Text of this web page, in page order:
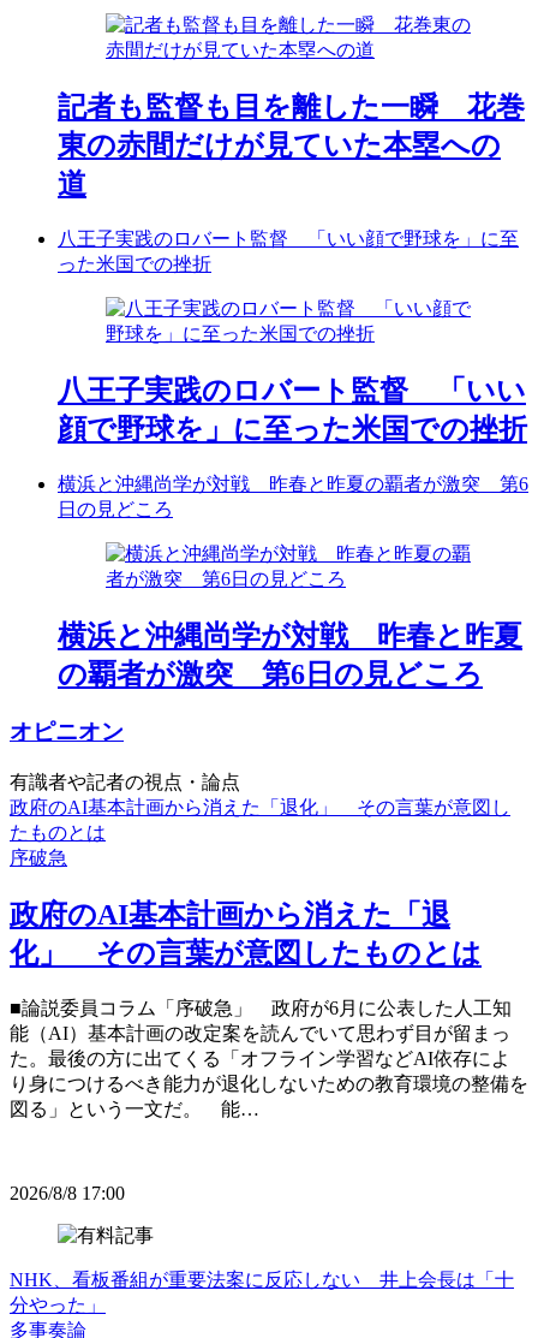
記者も監督も目を離した一瞬 花巻
東の赤間だけが見ていた本塁への
道
八王子実践のロバート監督 「いい顔で野球を」に至
った米国での挫折
八王子実践のロバート監督 「いい
顔で野球を」に至った米国での挫折
横浜と沖縄尚学が対戦 昨春と昨夏の覇者が激突 第6
日の見どころ
横浜と沖縄尚学が対戦 昨春と昨夏
の覇者が激突 第6日の見どころ
オピニオン
有識者や記者の視点・論点
政府のAI基本計画から消えた「退化」 その言葉が意図し
たものとは
序破急
政府のAI基本計画から消えた「退
化」 その言葉が意図したものとは
■論説委員コラム「序破急」 政府が6月に公表した人工知
能（AI）基本計画の改定案を読んでいて思わず目が留まっ
た。最後の方に出てくる「オフライン学習などAI依存によ
り身につけるべき能力が退化しないための教育環境の整備を
図る」という一文だ。 能…
2026/8/8 17:00
NHK、看板番組が重要法案に反応しない 井上会長は「十
分やった」
多事奏論